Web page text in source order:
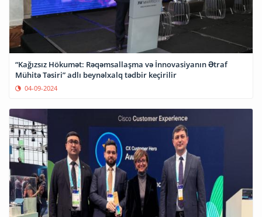
“Kağızsız Hökumət: Rəqəmsallaşma və İnnovasiyanın Ətraf
Mühitə Təsiri” adlı beynəlxalq tədbir keçirilir
04-09-2024